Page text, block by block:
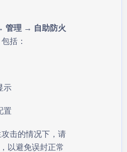
管理 → 自助防火
括：
示
置
击的情况下，请
以避免误封正常